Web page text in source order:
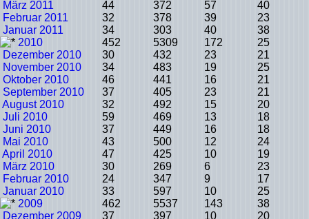
März 2011
44 372 57
40
Februar 2011
32 378 39
23
Januar 2011
34 303 40
38
2010
452 5309 172
25
Dezember 2010
30 432 23
21
November 2010
34 483 19
25
Oktober 2010
46 441 16
21
September 2010
37 405 23
21
August 2010
32 492 15
20
Juli 2010
59 469 13
18
Juni 2010
37 449 16
18
Mai 2010
43 500 12
24
April 2010
47 425 10
19
März 2010
30 269 6
23
Februar 2010
24 347 9
17
Januar 2010
33 597 10
25
2009
462 5537 143
38
Dezember 2009
37 397 10
20